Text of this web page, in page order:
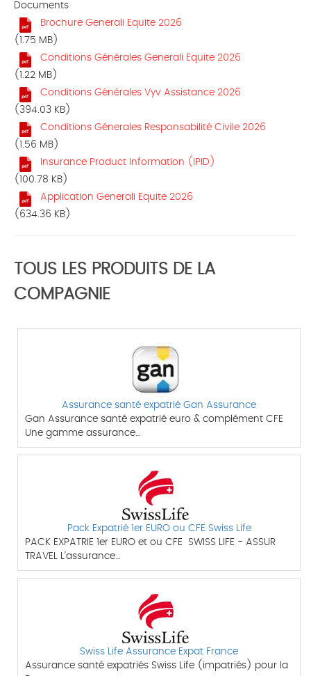
Documents
Brochure Generali Equite 2026
(1.75 MB)
Conditions Générales Generali Equite 2026
(1.22 MB)
Conditions Générales Vyv Assistance 2026
(394.03 KB)
Conditions Génerales Responsabilité Civile 2026
(1.56 MB)
Insurance Product Information (IPID)
(100.78 KB)
Application Generali Equite 2026
(634.36 KB)
TOUS LES PRODUITS DE LA
COMPAGNIE
Assurance santé expatrié Gan Assurance
Gan Assurance santé expatrié euro & complément CFE
Une gamme assurance…
Pack Expatrié 1er EURO ou CFE Swiss Life
PACK EXPATRIE 1er EURO et ou CFE SWISS LIFE - ASSUR
TRAVEL L'assurance…
Swiss Life Assurance Expat France
Assurance santé expatriés Swiss Life (impatriés) pour la